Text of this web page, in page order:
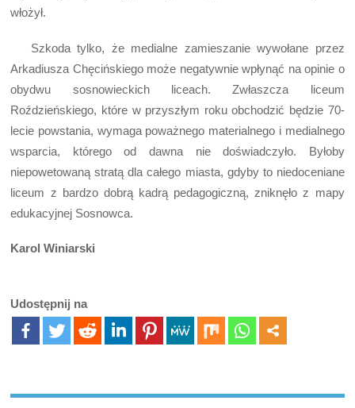
włożył.
Szkoda tylko, że medialne zamieszanie wywołane przez
Arkadiusza Chęcińskiego może negatywnie wpłynąć na opinie o
obydwu sosnowieckich liceach. Zwłaszcza liceum
Roździeńskiego, które w przyszłym roku obchodzić będzie 70-
lecie powstania, wymaga poważnego materialnego i medialnego
wsparcia, którego od dawna nie doświadczyło. Byłoby
niepowetowaną stratą dla całego miasta, gdyby to niedoceniane
liceum z bardzo dobrą kadrą pedagogiczną, zniknęło z mapy
edukacyjnej Sosnowca.
Karol Winiarski
Udostępnij na